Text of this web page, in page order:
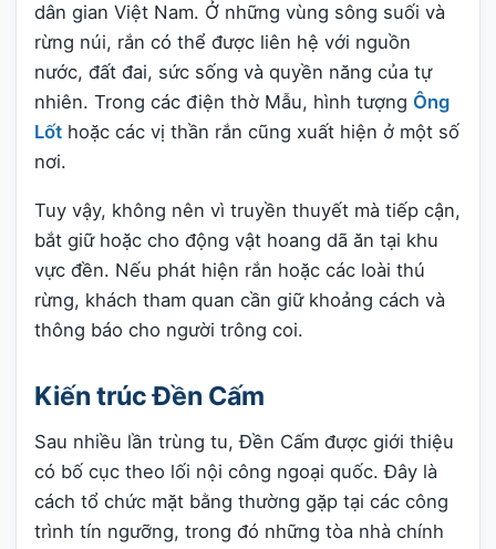
dân gian Việt Nam. Ở những vùng sông suối và
rừng núi, rắn có thể được liên hệ với nguồn
nước, đất đai, sức sống và quyền năng của tự
nhiên. Trong các điện thờ Mẫu, hình tượng Ông
Lốt hoặc các vị thần rắn cũng xuất hiện ở một số
nơi.
Tuy vậy, không nên vì truyền thuyết mà tiếp cận,
bắt giữ hoặc cho động vật hoang dã ăn tại khu
vực đền. Nếu phát hiện rắn hoặc các loài thú
rừng, khách tham quan cần giữ khoảng cách và
thông báo cho người trông coi.
Kiến trúc Đền Cấm
Sau nhiều lần trùng tu, Đền Cấm được giới thiệu
có bố cục theo lối nội công ngoại quốc. Đây là
cách tổ chức mặt bằng thường gặp tại các công
trình tín ngưỡng, trong đó những tòa nhà chính